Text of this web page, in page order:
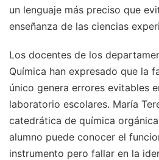
un lenguaje más preciso que
enseñanza de las ciencias
Los docentes de los
Química han expresado que la
único genera errores evitables
laboratorio escolares. María
catedrática de química
alumno puede conocer el
instrumento pero fallar en la